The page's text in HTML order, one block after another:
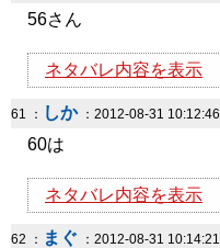
56さん
ネタバレ内容を表示
61 ： しか：2012-08-31 10:12:46
60は
ネタバレ内容を表示
62 ： まぐ ：2012-08-31 10:14:21